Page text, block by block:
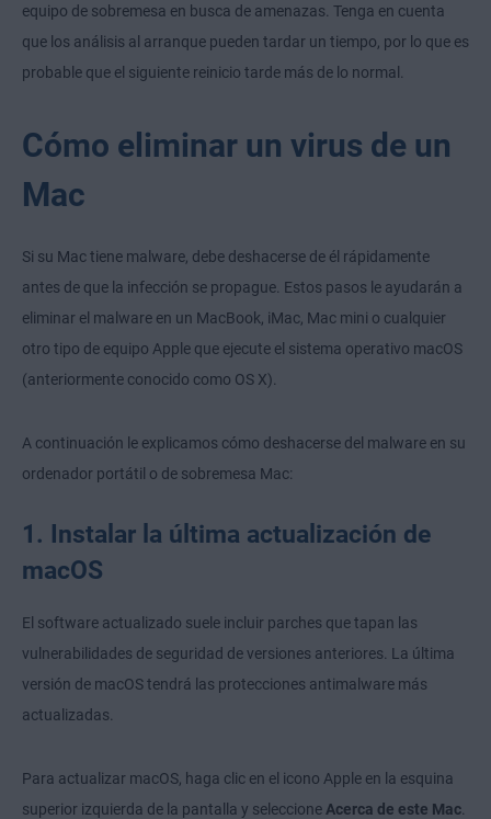
equipo de sobremesa en busca de amenazas. Tenga en cuenta
que los análisis al arranque pueden tardar un tiempo, por lo que es
probable que el siguiente reinicio tarde más de lo normal.
Cómo eliminar un virus de un
Mac
Si su Mac tiene malware, debe deshacerse de él rápidamente
antes de que la infección se propague. Estos pasos le ayudarán a
eliminar el malware en un MacBook, iMac, Mac mini o cualquier
otro tipo de equipo Apple que ejecute el sistema operativo macOS
(anteriormente conocido como OS X).
A continuación le explicamos cómo deshacerse del malware en su
ordenador portátil o de sobremesa Mac:
1. Instalar la última actualización de
macOS
El software actualizado suele incluir parches que tapan las
vulnerabilidades de seguridad de versiones anteriores. La última
versión de macOS tendrá las protecciones antimalware más
actualizadas.
Para actualizar macOS, haga clic en el icono Apple en la esquina
superior izquierda de la pantalla y seleccione Acerca de este Mac